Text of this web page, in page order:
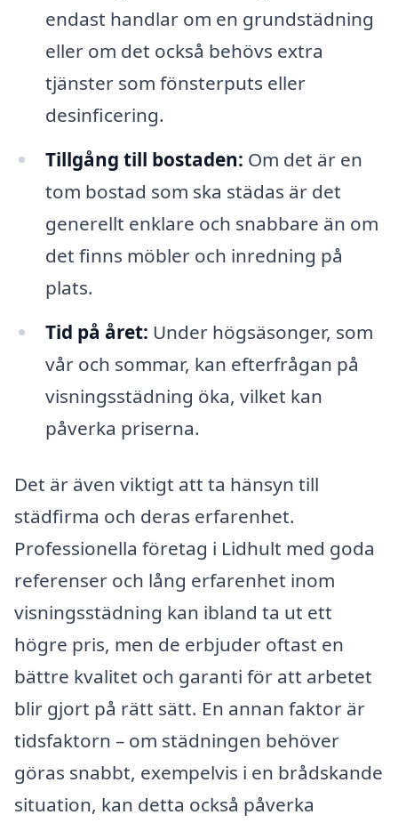
endast handlar om en grundstädning
eller om det också behövs extra
tjänster som fönsterputs eller
desinficering.
Tillgång till bostaden: Om det är en
tom bostad som ska städas är det
generellt enklare och snabbare än om
det finns möbler och inredning på
plats.
Tid på året: Under högsäsonger, som
vår och sommar, kan efterfrågan på
visningsstädning öka, vilket kan
påverka priserna.
Det är även viktigt att ta hänsyn till
städfirma och deras erfarenhet.
Professionella företag i Lidhult med goda
referenser och lång erfarenhet inom
visningsstädning kan ibland ta ut ett
högre pris, men de erbjuder oftast en
bättre kvalitet och garanti för att arbetet
blir gjort på rätt sätt. En annan faktor är
tidsfaktorn – om städningen behöver
göras snabbt, exempelvis i en brådskande
situation, kan detta också påverka